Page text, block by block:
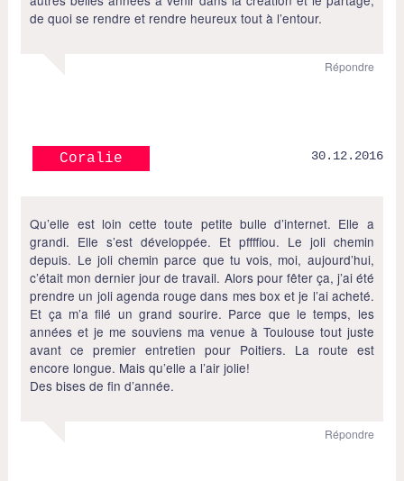
de quoi se rendre et rendre heureux tout à l’entour.
Répondre
Coralie 30.12.2016
Qu’elle est loin cette toute petite bulle d’internet. Elle a
grandi. Elle s’est développée. Et pffffiou. Le joli chemin
depuis. Le joli chemin parce que tu vois, moi, aujourd’hui,
c’était mon dernier jour de travail. Alors pour fêter ça, j’ai été
prendre un joli agenda rouge dans mes box et je l’ai acheté.
Et ça m’a filé un grand sourire. Parce que le temps, les
années et je me souviens ma venue à Toulouse tout juste
avant ce premier entretien pour Poitiers. La route est
encore longue. Mais qu’elle a l’air jolie!
Des bises de fin d’année.
Répondre